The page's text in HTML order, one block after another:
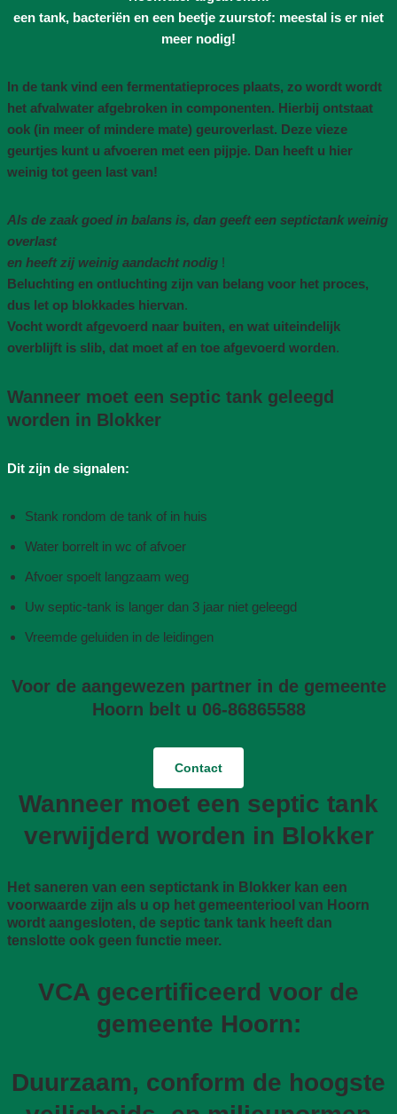
een tank, bacteriën en een beetje zuurstof: meestal is er niet
meer nodig!
In de tank vind een fermentatieproces plaats, zo wordt wordt
het afvalwater afgebroken in componenten. Hierbij ontstaat
ook (in meer of mindere mate) geuroverlast. Deze vieze
geurtjes kunt u afvoeren met een pijpje. Dan heeft u hier
weinig tot geen last van!
Als de zaak goed in balans is, dan geeft een septictank weinig
overlast
en heeft zij weinig aandacht nodig !
Beluchting en ontluchting zijn van belang voor het proces,
dus let op blokkades hiervan.
Vocht wordt afgevoerd naar buiten, en wat uiteindelijk
overblijft is slib, dat moet af en toe afgevoerd worden.
Wanneer moet een septic tank geleegd
worden in Blokker
Dit zijn de signalen:
Stank rondom de tank of in huis
Water borrelt in wc of afvoer
Afvoer spoelt langzaam weg
Uw septic-tank is langer dan 3 jaar niet geleegd
Vreemde geluiden in de leidingen
Voor de aangewezen partner in de gemeente
Hoorn belt u 06-86865588
Contact
Wanneer moet een septic tank
verwijderd worden in Blokker
Het saneren van een septictank in Blokker kan een
voorwaarde zijn als u op het gemeenteriool van Hoorn
wordt aangesloten, de septic tank tank heeft dan
tenslotte ook geen functie meer.
VCA gecertificeerd voor de
gemeente Hoorn:
Duurzaam, conform de hoogste